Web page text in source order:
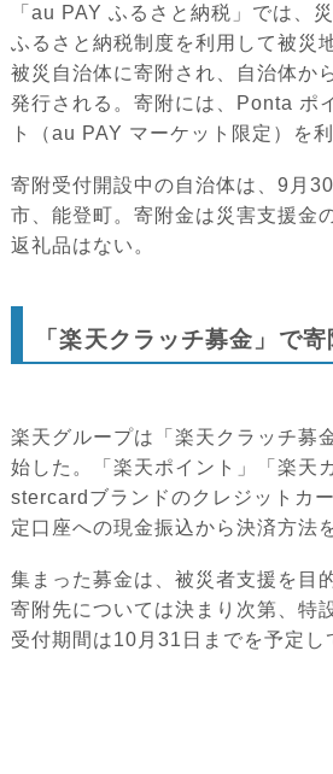
「au PAY ふるさと納税」では、
ふるさと納税制度を利用して被災
被災自治体に寄附され、自治体か
発行される。寄附には、Ponta ポ
ト（au PAY マーケット限定）を利
寄附受付開設中の自治体は、9月
市、能登町。寄附金は災害支援金
返礼品はない。
「楽天クラッチ募金」で
楽天グループは「楽天クラッチ募
始した。「楽天ポイント」「楽天
stercardブランドのクレジットカ
定口座への現金振込から決済方法
集まった募金は、被災者支援を目
寄附先については決まり次第、特
受付期間は10月31日までを予定し